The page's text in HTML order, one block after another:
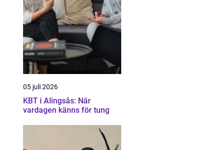
05 juli 2026
KBT i Alingsås: När
vardagen känns för tung